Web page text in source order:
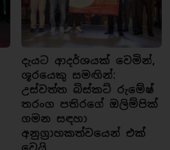
දැයට ආදර්ශයක් වෙමින්,
ශූරයෙකු සමඟින්:
උස්වත්ත බිස්කට් රුමේෂ්
තරංග පතිරගේ ඔලිම්පික්
ගමන සඳහා
අනුග්‍රාහකත්වයෙන් එක්